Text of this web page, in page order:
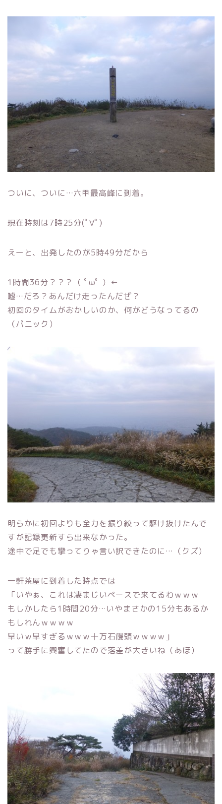
ついに、ついに…六甲最高峰に到着。
現在時刻は7時25分(ﾟ∀ﾟ)
えーと、出発したのが5時49分だから
1時間36分？？？（ ﾟωﾟ ）←
嘘…だろ？あんだけ走ったんだぜ？
初回のタイムがおかしいのか、何がどうなってるの
（パニック）
明らかに初回よりも全力を振り絞って駆け抜けたんで
すが記録更新すら出来なかった。
途中で足でも攣ってりゃ言い訳できたのに…（クズ）
一軒茶屋に到着した時点では
「いやぁ、これは凄まじいペースで来てるわｗｗｗ
もしかしたら1時間20分…いやまさかの15分もあるか
もしれんｗｗｗｗ
早いｗ早すぎるｗｗｗ十万石饅頭ｗｗｗｗ」
って勝手に興奮してたので落差が大きいね（あほ）